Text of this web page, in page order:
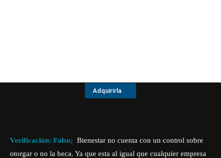
Adquirirla
Verificación: Falso; Bienestar no cuenta con un control sobre
otorgar o no la beca. Ya que esta al igual que cualquier empresa